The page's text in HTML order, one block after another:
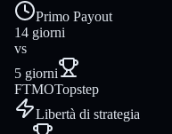
Primo Payout
14 giorni
vs
5 giorni
FTMOTopstep
Libertà di strategia